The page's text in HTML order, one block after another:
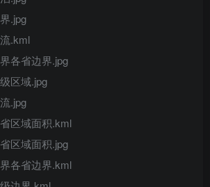
.jpg
.kml
各省边界.jpg
区域.jpg
.jpg
区域面积.kml
区域面积.jpg
各省边界.kml